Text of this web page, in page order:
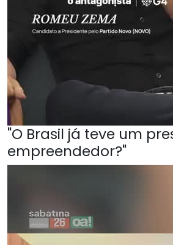
"O Brasil já teve um
empreendedor?"